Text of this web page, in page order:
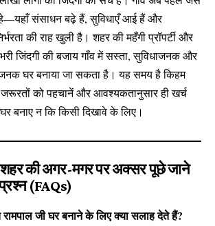
संसाधन बढ़े हैं, सुविधाएँ आई हैं और
की राह खुली है। शहर की महँगी प्रॉपर्टी और
जिंदगी की बजाय गाँव में सस्ता, सुविधाजनक और
घर बनाया जा सकता है। यह समय है किहम
को पहचानें और आवश्यकतानुसार ही खर्च
बनाए न कि किसी दिखावे के लिए।
की अगर-मगर पर अक्सर पूछे जाने
(FAQs)
जी घर बनाने के लिए क्या सलाह देते हैं?